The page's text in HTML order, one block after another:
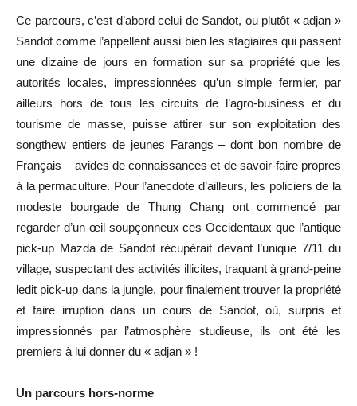
Ce parcours, c’est d’abord celui de Sandot, ou plutôt « adjan »
Sandot comme l’appellent aussi bien les stagiaires qui passent
une dizaine de jours en formation sur sa propriété que les
autorités locales, impressionnées qu’un simple fermier, par
ailleurs hors de tous les circuits de l’agro-business et du
tourisme de masse, puisse attirer sur son exploitation des
songthew entiers de jeunes Farangs – dont bon nombre de
Français – avides de connaissances et de savoir-faire propres
à la permaculture. Pour l’anecdote d’ailleurs, les policiers de la
modeste bourgade de Thung Chang ont commencé par
regarder d’un œil soupçonneux ces Occidentaux que l’antique
pick-up Mazda de Sandot récupérait devant l’unique 7/11 du
village, suspectant des activités illicites, traquant à grand-peine
ledit pick-up dans la jungle, pour finalement trouver la propriété
et faire irruption dans un cours de Sandot, où, surpris et
impressionnés par l’atmosphère studieuse, ils ont été les
premiers à lui donner du « adjan » !
Un parcours hors-norme